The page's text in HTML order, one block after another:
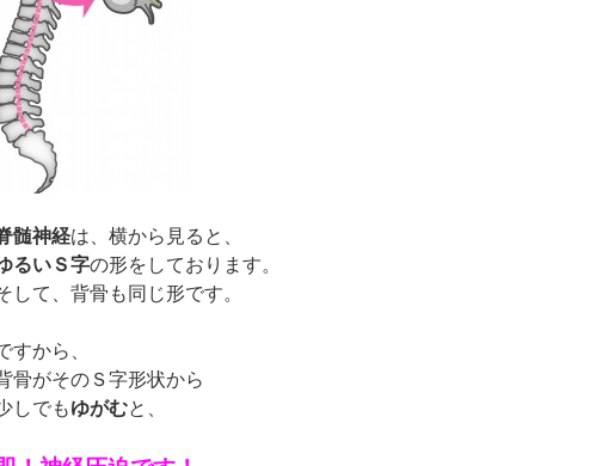
髄神経は、横から見ると、
るいＳ字の形をしております。
して、背骨も同じ形です。
すから、
骨がそのＳ字形状から
しでもゆがむと、